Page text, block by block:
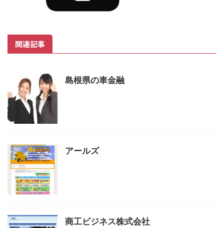
関連記事
島根県の車金融
アールズ
商工ビジネス株式会社